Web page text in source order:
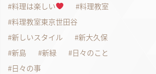
料理は楽しい
料理教室
料理教室東京世田谷
新しいスタイル
新大久保
新島
新緑
日々のこと
日々の事